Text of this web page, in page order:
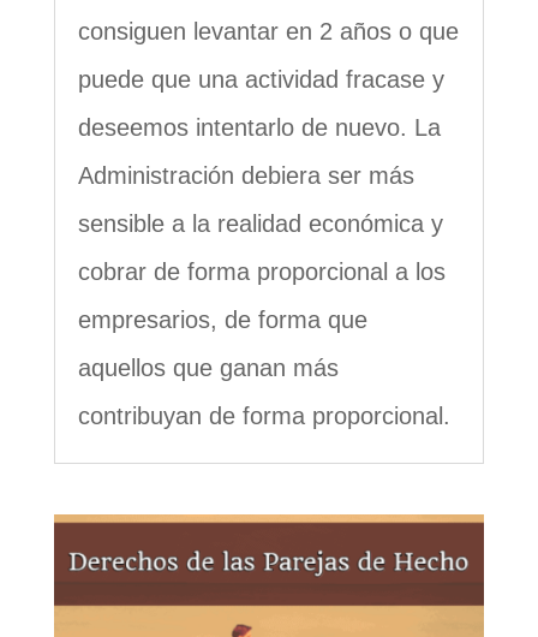
consiguen levantar en 2 años o que
puede que una actividad fracase y
deseemos intentarlo de nuevo. La
Administración debiera ser más
sensible a la realidad económica y
cobrar de forma proporcional a los
empresarios, de forma que
aquellos que ganan más
contribuyan de forma proporcional.